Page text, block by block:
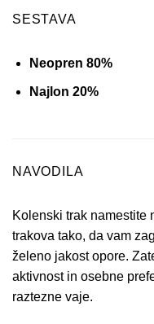
SESTAVA
Neopren 80%
Najlon 20%
NAVODILA
Kolenski trak namestite
trakova tako, da vam
želeno jakost opore.
aktivnost in osebne
raztezne vaje.